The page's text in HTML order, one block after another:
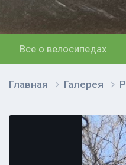
Все о велосипедах
Главная Галерея